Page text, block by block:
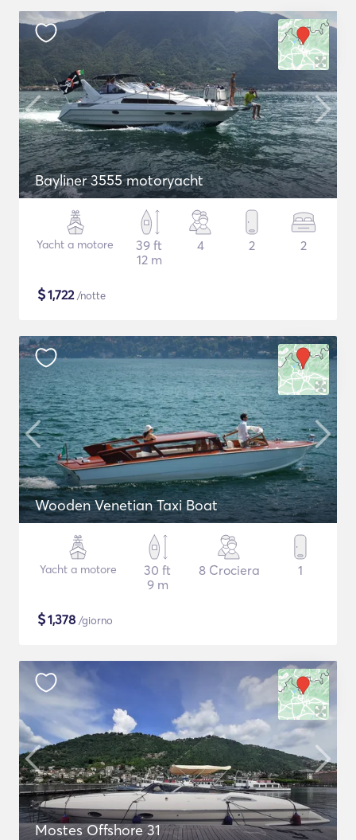
Bayliner 3555 motoryacht
Yacht a motore
39 ft
12 m
4 2 2
$1,722/notte
Wooden Venetian Taxi Boat
Yacht a motore
30 ft
9 m
8 Crociera 1
$1,378 /giorno
Mostes Offshore 31